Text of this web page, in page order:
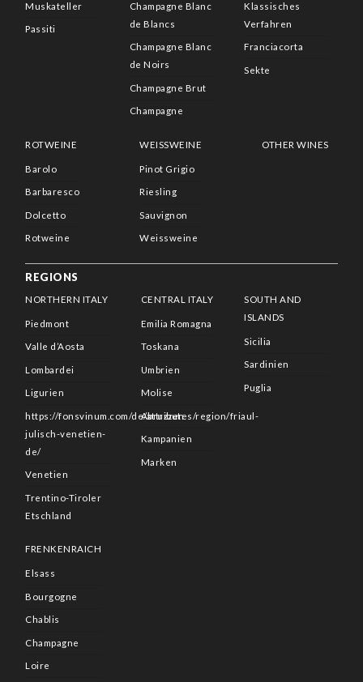
Muskateller
Passiti
Champagne Blanc
de Blancs
Champagne Blanc
de Noirs
Champagne Brut
Champagne
Klassisches
Verfahren
Franciacorta
Sekte
ROTWEINE
Barolo
Barbaresco
Dolcetto
Rotweine
WEISSWEINE
Pinot Grigio
Riesling
Sauvignon
Weissweine
OTHER WINES
REGIONS
NORTHERN ITALY
Piedmont
Valle d’Aosta
Lombardei
Ligurien
https://fonsvinum.com/de/attributes/region/friaul-
julisch-venetien-
de/
Venetien
Trentino-Tiroler
Etschland
CENTRAL ITALY
Emilia Romagna
Toskana
Umbrien
Molise
Abruzzen
Kampanien
Marken
SOUTH AND
ISLANDS
Sicilia
Sardinien
Puglia
FRENKENRAICH
Elsass
Bourgogne
Chablis
Champagne
Loire